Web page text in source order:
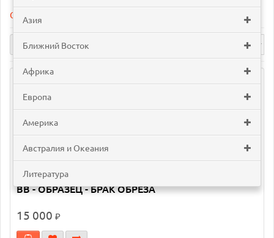
Азия
Ближний Восток
Африка
Европа
Америка
Австралия и Океания
Литература
Сравнение товаров (0)
Приднестровье - 500 рублей - 2004 (2012) - серия
ВВ - ОБРАЗЕЦ - БРАК ОБРЕЗА
15 000 ₽